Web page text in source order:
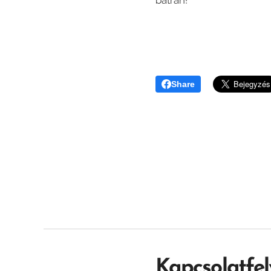
Share